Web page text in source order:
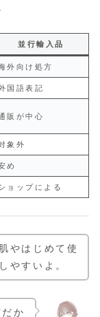
並行輸入品
外向け処方
国語表記
販が中心
象外
め
ョップによる
やはじめて使
やすいよ。
か